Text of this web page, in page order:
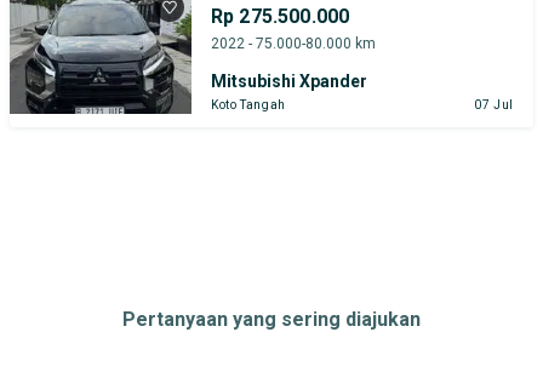
Rp 275.500.000
2022 - 75.000-80.000 km
Mitsubishi Xpander
Koto Tangah 07 Jul
Pertanyaan yang sering diajukan